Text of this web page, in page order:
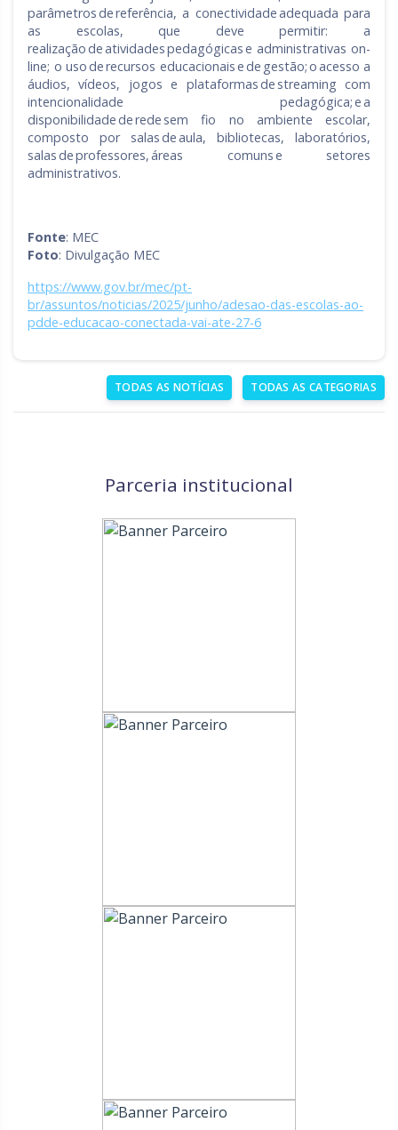
parâmetros de referência, a conectividade adequada para
as escolas, que deve permitir: a
realização de atividades pedagógicas e administrativas on-
line; o uso de recursos educacionais e de gestão; o acesso a
áudios, vídeos, jogos e plataformas de streaming com
intencionalidade pedagógica; e a
disponibilidade de rede sem fio no ambiente escolar,
composto por salas de aula, bibliotecas, laboratórios,
salas de professores, áreas comuns e setores
administrativos.
Fonte: MEC
Foto: Divulgação MEC
https://www.gov.br/mec/pt-
br/assuntos/noticias/2025/junho/adesao-das-escolas-ao-
pdde-educacao-conectada-vai-ate-27-6
TODAS AS NOTÍCIAS TODAS AS CATEGORIAS
Parceria institucional